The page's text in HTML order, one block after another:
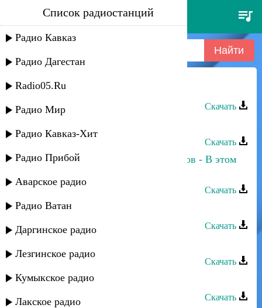
хава долев - йе мозол
Список радиостанций
Радио Кавказ
Радио Дагестан
Radio05.Ru
Радио Мир
Радио Кавказ-Хит
Радио Прибой
Аварское радио
Радио Ватан
Даргинское радио
Лезгинское радио
Кумыкское радио
Лакское радио
Хава Долев - Йе мозол
Скачать
Скачать
Хава Долев и Александр Авдалимов - В этом
Скачать
Хава Долев - Хаив ен йо роозо
Скачать
Скачать
Хава Долев - То инжо нист
Скачать